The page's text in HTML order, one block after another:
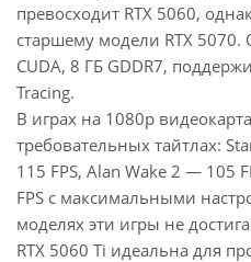
превосходит RTX 5060,
старшему модели RTX
CUDA, 8 ГБ GDDR7,
Tracing.
В играх на 1080p
требовательных тайтлах:
115 FPS, Alan Wake 2 — 105
FPS с максимальными
моделях эти игры не
RTX 5060 Ti идеальна для